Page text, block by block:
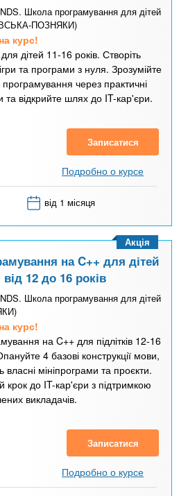
Школа програмування для дітей
ПОЗНЯКИ)
курс!
дітей 11-16 років. Створіть
та програми з нуля. Зрозумійте
через практичні
та відкрийте шлях до IT-кар'єри.
Записатися
Подробно о курсе
від 1 місяця
на C++ для дітей
від 12 до 16 років
Школа програмування для дітей
курс!
на C++ для підлітків 12-16
4 базові конструкції мови,
власні мініпрограми та проєкти.
крок до IT-кар'єри з підтримкою
викладачів.
Акція
Записатися
Подробно о курсе